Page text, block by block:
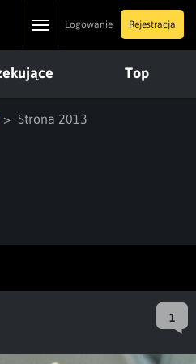
ToggleLogowanie Rejestracja
Top
Strona 2013
1